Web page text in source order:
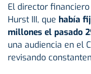
El director
Hurst III, que había
millones el pasado
una audiencia en el
revisando